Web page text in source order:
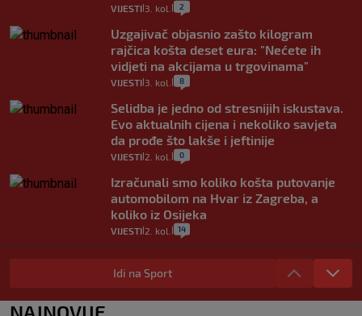
VIJESTI 3. kol. 2
Uzgajivač objasnio zašto kilogram
rajčica košta deset eura: "Nećete ih
vidjeti na akcijama u trgovinama"
VIJESTI 3. kol. 8
Selidba je jedno od stresnijih iskustava.
Evo aktualnih cijena i nekoliko savjeta
da prođe što lakše i jeftinije
VIJESTI 2. kol. 0
Izračunali smo koliko košta putovanje
automobilom na Hvar iz Zagreba, a
koliko iz Osijeka
VIJESTI 2. kol. 14
"Kći je otišla na more, a zaboravila
zdravstvenu iskaznicu". Kakva su prava
pacijenata izvan mjesta prebivališta?
VIJESTI 1. kol. 1
Idi na Sport